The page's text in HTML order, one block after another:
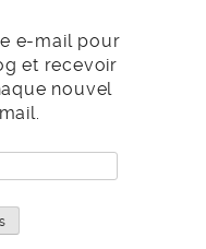
e-mail pour
et recevoir
nouvel